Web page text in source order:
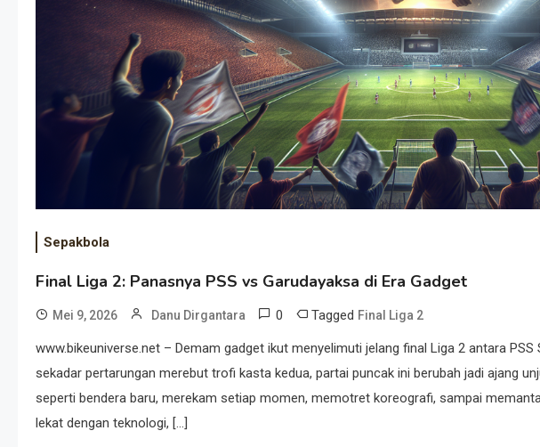
Sepakbola
Final Liga 2: Panasnya PSS vs Garudayaksa di Era Gadget
Mei 9, 2026 Danu Dirgantara 0 Tagged Final Liga 2
www.bikeuniverse.net – Demam gadget ikut menyelimuti jelang final Liga 2 antara PSS
sekadar pertarungan merebut trofi kasta kedua, partai puncak ini berubah jadi ajang
seperti bendera baru, merekam setiap momen, memotret koreografi, sampai
lekat dengan teknologi, […]